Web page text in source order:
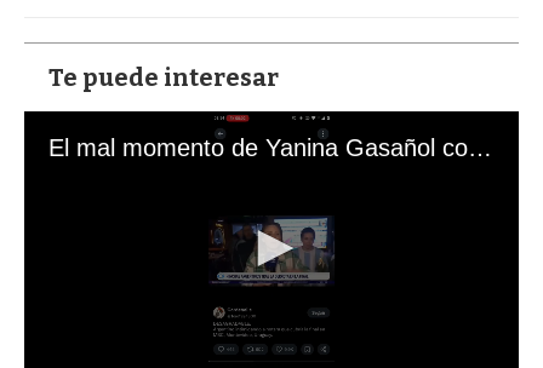
Te puede interesar
El mal momento de Yanina Gasañol con un hincha argentino en "Subrayado"